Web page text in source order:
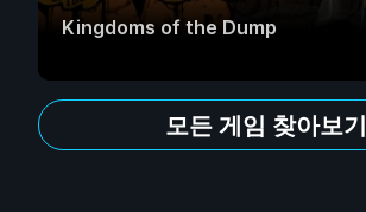
Kingdoms of the Dump
모든 게임 찾아보기